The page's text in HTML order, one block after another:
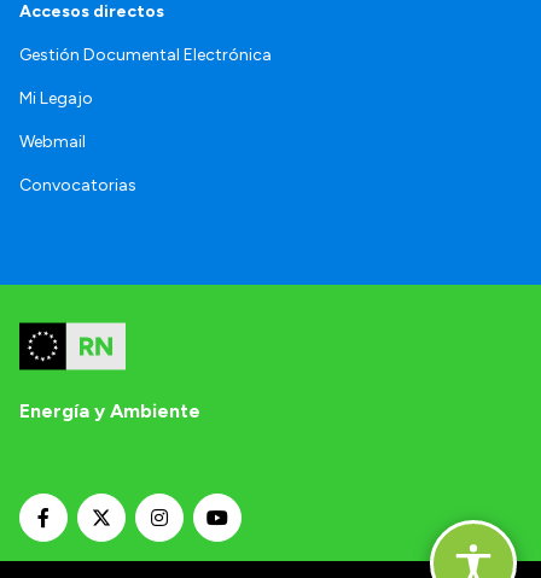
Accesos directos
Gestión Documental Electrónica
Mi Legajo
Webmail
Convocatorias
Energía y Ambiente